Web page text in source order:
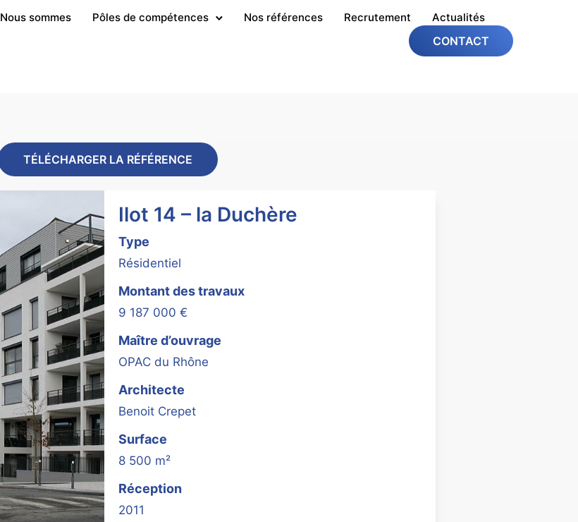
Nous sommes Pôles de compétences Nos références Recrutement Actualités
CONTACT
TÉLÉCHARGER LA RÉFÉRENCE
Ilot 14 – la Duchère
Type
Résidentiel
Montant des travaux
9 187 000 €
Maître d’ouvrage
OPAC du Rhône
Architecte
Benoit Crepet
Surface
8 500 m²
Réception
2011